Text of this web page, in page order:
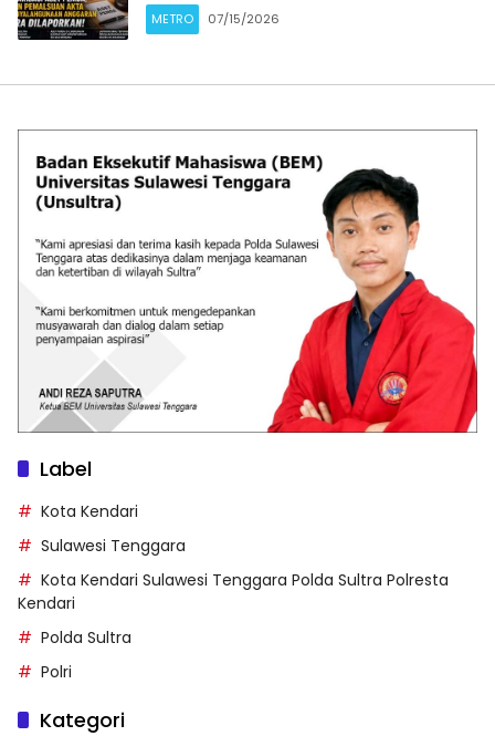
METRO 07/15/2026
Label
Kota Kendari
Sulawesi Tenggara
Kota Kendari Sulawesi Tenggara Polda Sultra Polresta
Kendari
Polda Sultra
Polri
Kategori